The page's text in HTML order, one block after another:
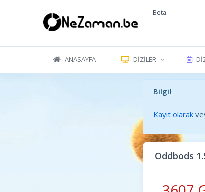
Beta
ANASAYFA DIZILER
Bilgi!
Kayıt olarak
Oddbods